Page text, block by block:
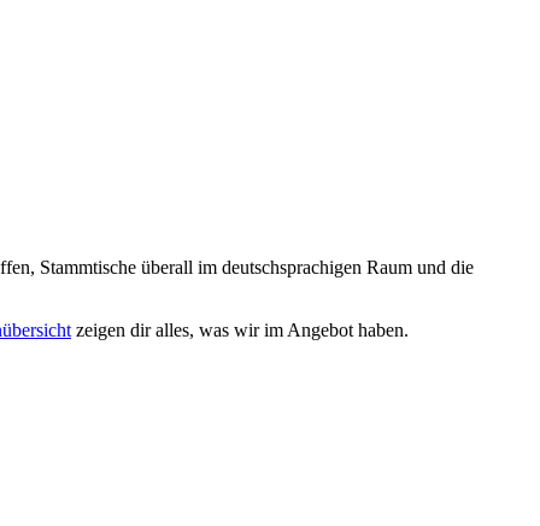
Stammtische überall im deutschsprachigen Raum und die
zeigen dir alles, was wir im Angebot haben.